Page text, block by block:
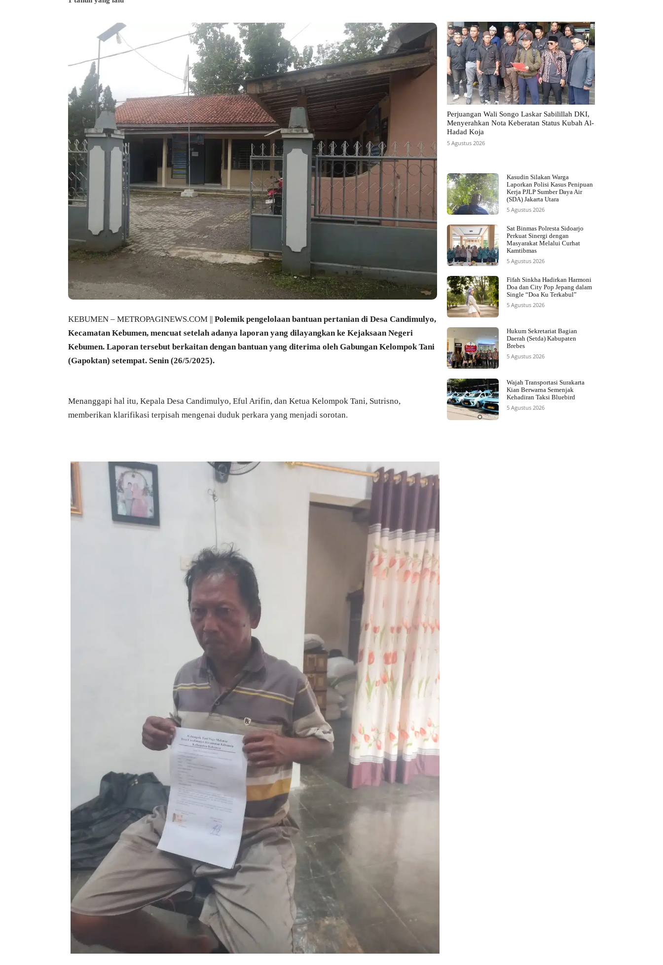
KEBUMEN – METROPAGINEWS.COM || Polemik pengelolaan bantuan pertanian di Desa Candimulyo,
Kecamatan Kebumen, mencuat setelah adanya laporan yang dilayangkan ke Kejaksaan Negeri
Kebumen. Laporan tersebut berkaitan dengan bantuan yang diterima oleh Gabungan Kelompok Tani
(Gapoktan) setempat. Senin (26/5/2025).
Menanggapi hal itu, Kepala Desa Candimulyo, Eful Arifin, dan Ketua Kelompok Tani, Sutrisno,
memberikan klarifikasi terpisah mengenai duduk perkara yang menjadi sorotan.
Perjuangan Wali Songo Laskar Sabilillah DKI,
Menyerahkan Nota Keberatan Status Kubah Al-
Hadad Koja
5 Agustus 2026
Kasudin Silakan Warga
Laporkan Polisi Kasus Penipuan
Kerja PJLP Sumber Daya Air
(SDA) Jakarta Utara
5 Agustus 2026
Sat Binmas Polresta Sidoarjo
Perkuat Sinergi dengan
Masyarakat Melalui Curhat
Kamtibmas
5 Agustus 2026
Fifah Sinkha Hadirkan Harmoni
Doa dan City Pop Jepang dalam
Single “Doa Ku Terkabul”
5 Agustus 2026
Hukum Sekretariat Bagian
Daerah (Setda) Kabupaten
Brebes
5 Agustus 2026
Wajah Transportasi Surakarta
Kian Berwarna Semenjak
Kehadiran Taksi Bluebird
5 Agustus 2026